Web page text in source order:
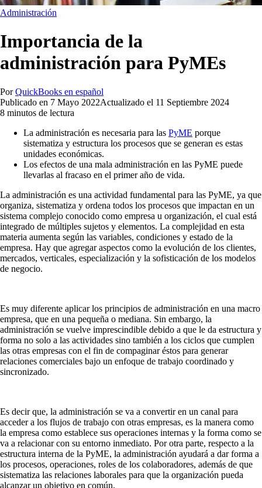
Administración
Importancia de la
administración para PyMEs
Por QuickBooks en español
Publicado en 7 Mayo 2022Actualizado el 11 Septiembre 2024
8 minutos de lectura
La administración es necesaria para las PyME porque
sistematiza y estructura los procesos que se generan es estas
unidades económicas.
Los efectos de una mala administración en las PyME puede
llevarlas al fracaso en el primer año de vida.
La administración es una actividad fundamental para las PyME, ya que
organiza, sistematiza y ordena todos los procesos que impactan en un
sistema complejo conocido como empresa u organización, el cual está
integrado de múltiples sujetos y elementos. La complejidad en esta
materia aumenta según las variables, condiciones y estado de la
empresa. Hay que agregar aspectos como la evolución de los clientes,
mercados, verticales, especialización y la sofisticación de los modelos
de negocio.
Es muy diferente aplicar los principios de administración en una macro
empresa, que en una pequeña o mediana. Sin embargo, la
administración se vuelve imprescindible debido a que le da estructura y
forma no solo a las actividades sino también a los ciclos que cumplen
las otras empresas con el fin de compaginar éstos para generar
relaciones comerciales bajo un enfoque de trabajo coordinado y
sincronizado.
Es decir que, la administración se va a convertir en un canal para
acceder a los flujos de trabajo con otras empresas, es la manera como
la empresa como establece sus operaciones internas y la forma como se
va a relacionar con su entorno inmediato. Por otra parte, respecto a la
estructura interna de la PyME, la administración ayudará a dar forma a
los procesos, operaciones, roles de los colaboradores, además de que
sistematiza las relaciones laborales para que la organización pueda
alcanzar un objetivo en común.